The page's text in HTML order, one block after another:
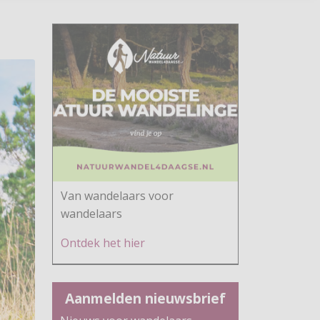
Van wandelaars voor
wandelaars
Ontdek het hier
Aanmelden nieuwsbrief